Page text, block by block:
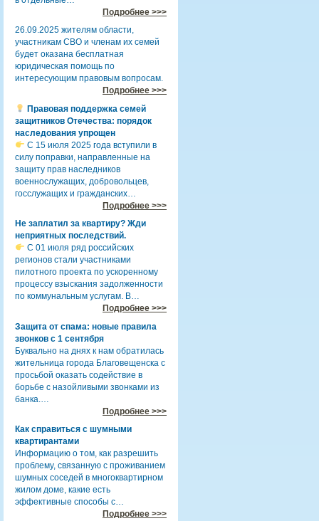
Подробнее >>>
26.09.2025 жителям области,
участникам СВО и членам их семей
будет оказана бесплатная
юридическая помощь по
интересующим правовым вопросам.
Подробнее >>>
Правовая поддержка семей
защитников Отечества: порядок
наследования упрощен
С 15 июля 2025 года вступили в
силу поправки, направленные на
защиту прав наследников
военнослужащих, добровольцев,
госслужащих и гражданских…
Подробнее >>>
Не заплатил за квартиру? Жди
неприятных последствий.
С 01 июля ряд российских
регионов стали участниками
пилотного проекта по ускоренному
процессу взыскания задолженности
по коммунальным услугам. В…
Подробнее >>>
Защита от спама: новые правила
звонков с 1 сентября
Буквально на днях к нам обратилась
жительница города Благовещенска с
просьбой оказать содействие в
борьбе с назойливыми звонками из
банка.…
Подробнее >>>
Как справиться с шумными
квартирантами
Информацию о том, как разрешить
проблему, связанную с проживанием
шумных соседей в многоквартирном
жилом доме, какие есть
эффективные способы с…
Подробнее >>>